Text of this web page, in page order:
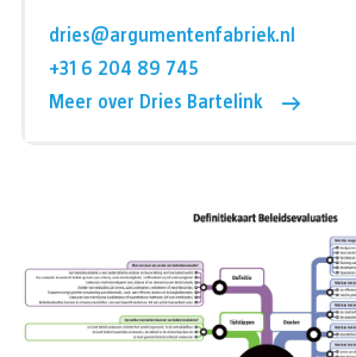
dries@argumentenfabriek.nl
+31 6 204 89 745
Meer over Dries Bartelink